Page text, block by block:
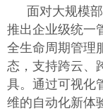
面对大规模
推出企业级统一
全生命周期管理
态，支持跨云、
具。通过可视化
维的自动化新体